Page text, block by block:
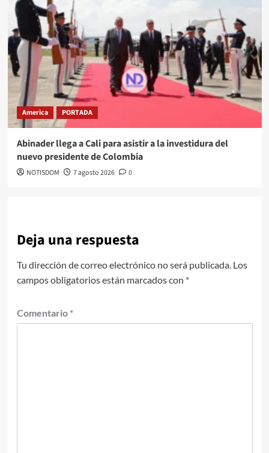
America PORTADA
Abinader llega a Cali para asistir a la investidura del
nuevo presidente de Colombia
NOTISDOM 7 agosto 2026 0
Deja una respuesta
Tu dirección de correo electrónico no será publicada. Los
campos obligatorios están marcados con *
Comentario *